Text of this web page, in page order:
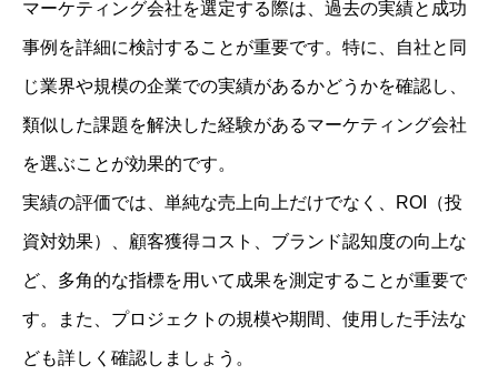
マーケティング会社を選定する際は、過去の実績と成功
事例を詳細に検討することが重要です。特に、自社と同
じ業界や規模の企業での実績があるかどうかを確認し、
類似した課題を解決した経験があるマーケティング会社
を選ぶことが効果的です。
実績の評価では、単純な売上向上だけでなく、ROI（投
資対効果）、顧客獲得コスト、ブランド認知度の向上な
ど、多角的な指標を用いて成果を測定することが重要で
す。また、プロジェクトの規模や期間、使用した手法な
ども詳しく確認しましょう。